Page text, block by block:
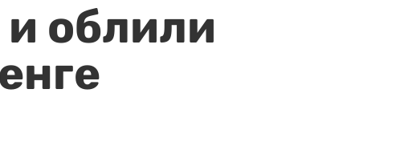
облили